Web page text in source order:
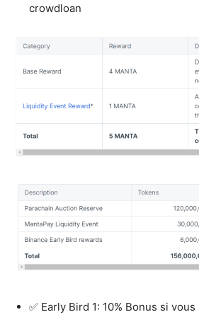
crowdloan
✅ Early Bird 1: 10% Bonus si